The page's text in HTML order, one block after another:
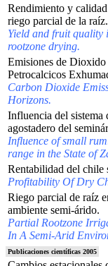
Rendimiento y
riego parcial de la raíz.
Yield and fruit quality
rootzone drying.
Emisiones de
Petrocalcicos
Carbon Dioxide
Horizons.
Influencia del sistema
agostadero del
Influence of small
range in the State of
Rentabilidad del chile
Profitability Of Dry
Riego parcial de raíz
ambiente semi-árido.
Partial Rootzone
In A Semi-Arid
Publicaciones científicas 2005